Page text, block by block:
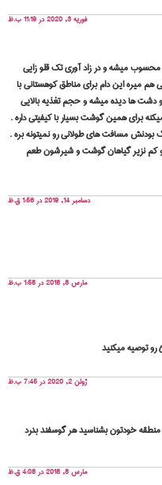
فوریه 3, 2020 در 11:19 ب.ظ
میشه و در زاد آوری تک قلو زایی
هم میره این دام برای مناطق کوهستانی با
ها دیده میشه و حجم تغذیه بالایی
برای همین گوشت بسیار با کیفیتی داره .
بودنش مسافت های طولانی رو نمیتونه بره .
و کم نزیر گیاهان گوشت و شیرشون طعم
دسامبر 14, 2019 در 1:56 ق.ظ
مارس 8, 2018 در 1:58 ب.ظ
توصیه میکنید
ژوئن 2, 2020 در 7:45 ب.ظ
منطقه خودتون بشناسید هر گوسفند بدرد
مارس 8, 2018 در 4:08 ق.ظ